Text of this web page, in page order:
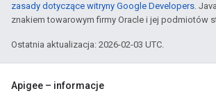
zasady dotyczące witryny Google Developers.
znakiem towarowym firmy Oracle i jej podmiotów
Ostatnia aktualizacja: 2026-02-03 UTC.
Apigee – informacje